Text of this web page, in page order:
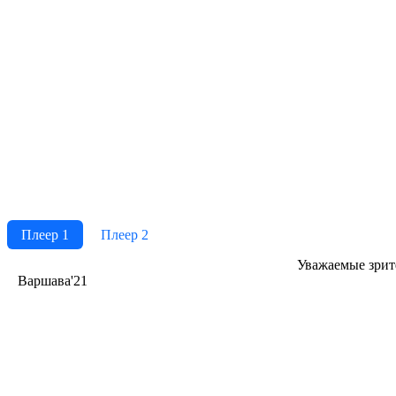
Плеер 1
Плеер 2
Ува­жае­мые
Варшава'21